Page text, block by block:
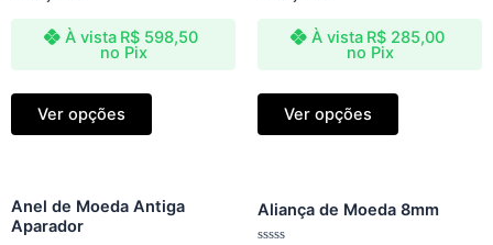
À vista R$ 598,50
no Pix
Ver opções
À vista R$ 285,00
no Pix
Ver opções
Anel de Moeda Antiga
Aparador
Aliança de Moeda 8mm